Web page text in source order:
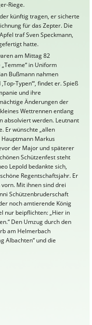
Riege.
künftig tragen, er sicherte
für das Zepter. Die
traf Sven Speckmann,
hatte.
am Mittag 82
in Uniform
Bußmann nahmen
Typen‘“, findet er. Spieß
und ihre
Änderungen der
Wettrennen entlang
absolviert werden. Leutnant
Er wünschte „allen
Hauptmann Markus
der Major und späterer
Schützenfest steht
Lepold bedankte sich,
Regentschaftsjahr. Er
Mit ihnen sind drei
Schützenbruderschaft
noch amtierende König
nur beipflichten: „Hier in
Den Umzug durch den
am Helmerbach
Albachten“ und die